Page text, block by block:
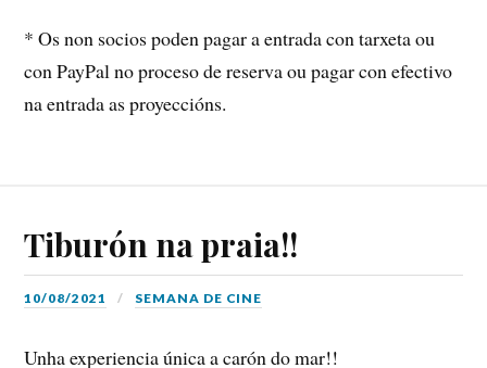
* Os non socios poden pagar a entrada con tarxeta ou
con PayPal no proceso de reserva ou pagar con efectivo
na entrada as proyeccións.
Tiburón na praia!!
10/08/2021 SEMANA DE CINE
Unha experiencia única a carón do mar!!